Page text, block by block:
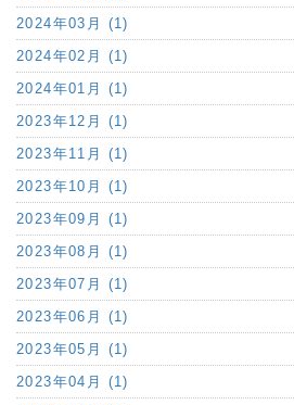
2024年03月 (1)
2024年02月 (1)
2024年01月 (1)
2023年12月 (1)
2023年11月 (1)
2023年10月 (1)
2023年09月 (1)
2023年08月 (1)
2023年07月 (1)
2023年06月 (1)
2023年05月 (1)
2023年04月 (1)